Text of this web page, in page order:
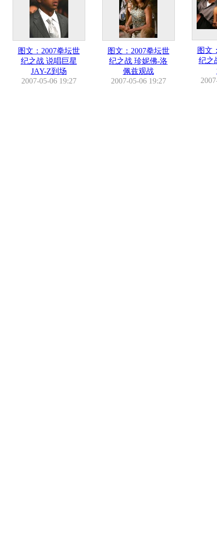
图文：2007拳坛世
纪之战 说唱巨星
JAY-Z到场
2007-05-06 19:27
图文：2007拳坛世
纪之战 珍妮佛-洛
佩兹观战
2007-05-06 19:27
图文
纪之